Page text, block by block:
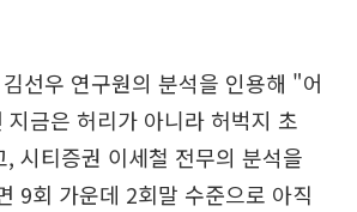
선우 연구원의 분석을 인용해 "어
지금은 허리가 아니라 허벅지 초
시티증권 이세철 전무의 분석을
9회 가운데 2회말 수준으로 아직